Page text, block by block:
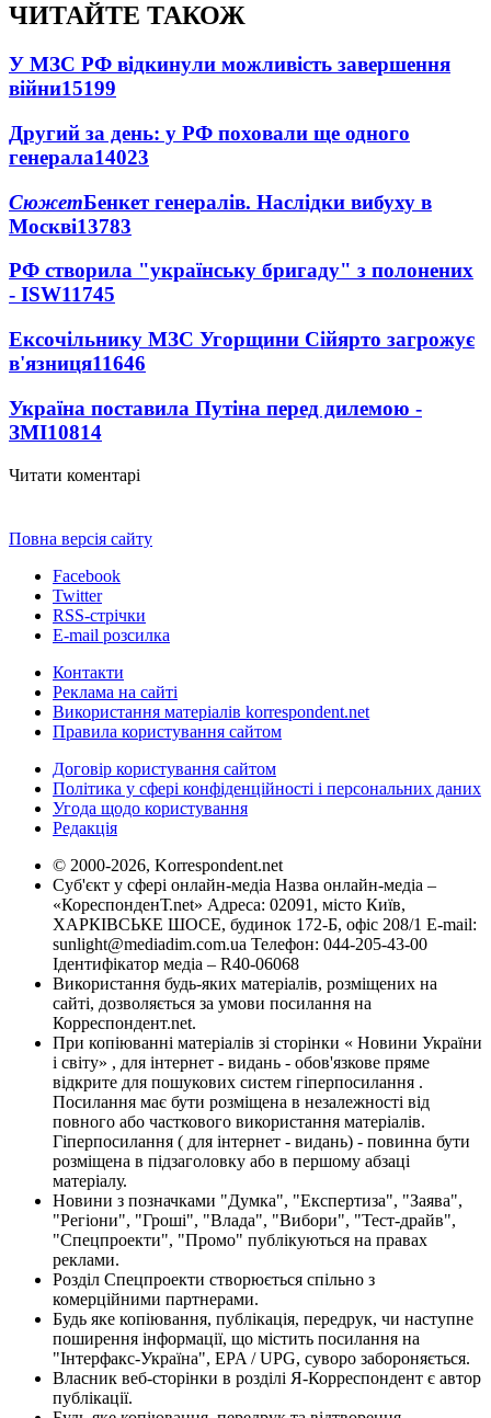
ЧИТАЙТЕ ТАКОЖ
У МЗС РФ відкинули можливість завершення
війни15199
Другий за день: у РФ поховали ще одного
генерала14023
СюжетБенкет генералів. Наслідки вибуху в
Москві13783
РФ створила "українську бригаду" з полонених
- ISW11745
Ексочільнику МЗС Угорщини Сійярто загрожує
в'язниця11646
Україна поставила Путіна перед дилемою -
ЗМІ10814
Читати коментарі
Повна версія сайту
Facebook
Twitter
RSS-стрічки
E-mail розсилка
Контакти
Реклама на сайті
Використання матеріалів korrespondent.net
Правила користування сайтом
Договір користування сайтом
Політика у сфері конфіденційності і персональних даних
Угода щодо користування
Редакція
© 2000-2026, Korrespondent.net
Суб'єкт у сфері онлайн-медіа Назва онлайн-медіа –
«КореспонденТ.net» Адреса: 02091, місто Київ,
ХАРКІВСЬКЕ ШОСЕ, будинок 172-Б, офіс 208/1 E-mail:
sunlight@mediadim.com.ua Телефон: 044-205-43-00
Ідентифікатор медіа – R40-06068
Використання будь-яких матеріалів, розміщених на
сайті, дозволяється за умови посилання на
Корреспондент.net.
При копіюванні матеріалів зі сторінки « Новини України
і світу» , для інтернет - видань - обов'язкове пряме
відкрите для пошукових систем гіперпосилання .
Посилання має бути розміщена в незалежності від
повного або часткового використання матеріалів.
Гіперпосилання ( для інтернет - видань) - повинна бути
розміщена в підзаголовку або в першому абзаці
матеріалу.
Новини з позначками "Думка", "Експертиза", "Заява",
"Регіони", "Гроші", "Влада", "Вибори", "Тест-драйв",
"Спецпроекти", "Промо" публікуються на правах
реклами.
Розділ Спецпроекти створюється спільно з
комерційними партнерами.
Будь яке копіювання, публікація, передрук, чи наступне
поширення інформації, що містить посилання на
"Інтерфакс-Україна", EPA / UPG, суворо забороняється.
Власник веб-сторінки в розділі Я-Корреспондент є автор
публікації.